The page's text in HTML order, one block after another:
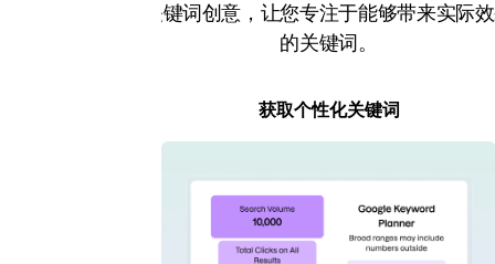
关键词创意，让您专注于能够带来实际
的关键词。
获取个性化关键词